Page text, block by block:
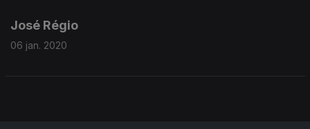
José Régio
06 jan. 2020